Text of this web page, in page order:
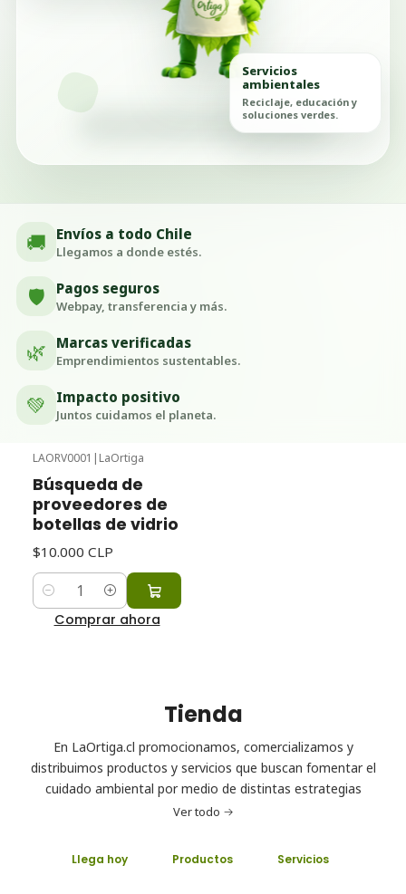
Servicios
ambientales
Reciclaje, educación y
soluciones verdes.
🚚 Envíos a todo Chile
Llegamos a donde estés.
🛡️ Pagos seguros
Webpay, transferencia y más.
🌿 Marcas verificadas
Emprendimientos sustentables.
💚 Impacto positivo
Juntos cuidamos el planeta.
LAORV0001 | LaOrtiga
Búsqueda de
proveedores de
botellas de vidrio
$10.000 CLP
Cantidad
Comprar ahora
Tienda
En LaOrtiga.cl promocionamos, comercializamos y
distribuimos productos y servicios que buscan fomentar el
cuidado ambiental por medio de distintas estrategias
Ver todo
Llega hoy Productos Servicios